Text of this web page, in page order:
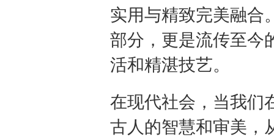
实用与精致完美融合
部分，更是流传至今
活和精湛技艺。
在现代社会，当我们
古人的智慧和审美，